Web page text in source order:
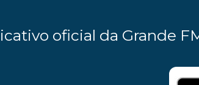
oficial da Grande